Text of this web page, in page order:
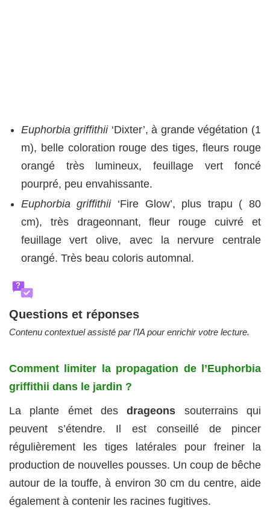
Euphorbia griffithii ‘Dixter’, à grande végétation (1
m), belle coloration rouge des tiges, fleurs rouge
orangé très lumineux, feuillage vert foncé
pourpré, peu envahissante.
Euphorbia griffithii ‘Fire Glow’, plus trapu ( 80
cm), très drageonnant, fleur rouge cuivré et
feuillage vert olive, avec la nervure centrale
orangé. Très beau coloris automnal.
?
Questions et réponses
Contenu contextuel assisté par l’IA pour enrichir votre lecture.
Comment limiter la propagation de l’Euphorbia
griffithii dans le jardin ?
La plante émet desdrageons souterrains qui
peuvent s’étendre. Il est conseillé de pincer
régulièrement les tiges latérales pour freiner la
production de nouvelles pousses. Un coup de bêche
autour de la touffe, à environ 30 cm du centre, aide
également à contenir les racines fugitives.